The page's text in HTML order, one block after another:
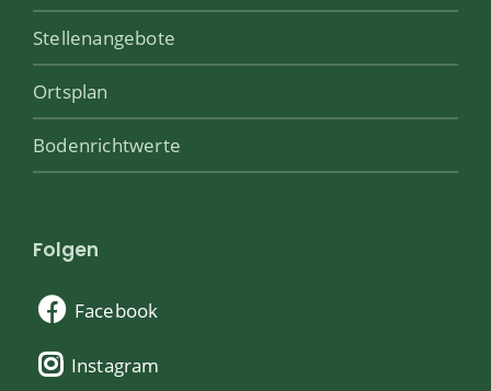
Stellenangebote
Ortsplan
Bodenrichtwerte
Folgen
Facebook
Instagram